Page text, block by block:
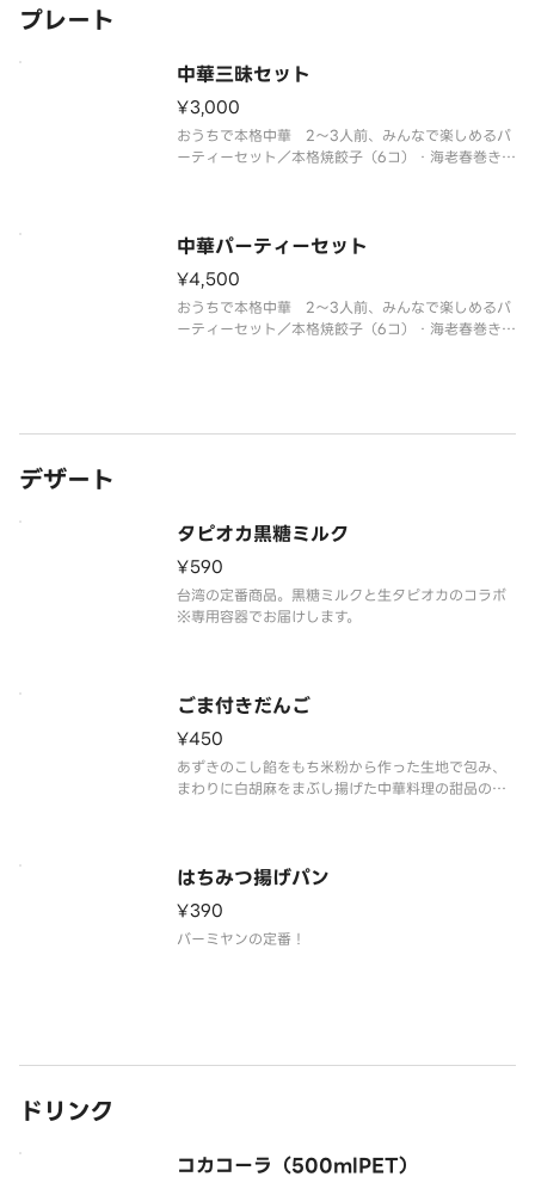
プレート
中華三昧セット
¥3,000
おうちで本格中華 2～3人前、みんなで楽しめるパ
ーティーセット／本格焼餃子（6コ）・海老春巻き
中華パーティーセット
¥4,500
おうちで本格中華 2～3人前、みんなで楽しめるパ
ーティーセット／本格焼餃子（6コ）・海老春巻き
デザート
タピオカ黒糖ミルク
¥590
台湾の定番商品。黒糖ミルクと生タピオカのコラボ
※専用容器でお届けします。
ごま付きだんご
¥450
あずきのこし餡をもち米粉から作った生地で包み、
まわりに白胡麻をまぶし揚げた中華料理の甜品の代
はちみつ揚げパン
¥390
バーミヤンの定番！
ドリンク
コカコーラ（500mlPET）